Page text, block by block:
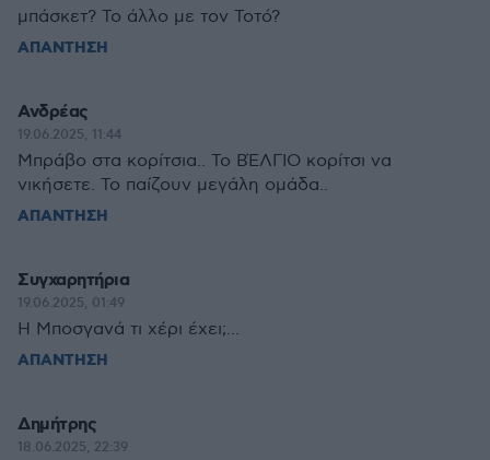
μπάσκετ? Το άλλο με τον Τοτό?
ΑΠΑΝΤΗΣΗ
Ανδρέας
19.06.2025, 11:44
Μπράβο στα κορίτσια.. Το ΒΈΛΓΙΟ κορίτσι να
νικήσετε. Το παίζουν μεγάλη ομάδα..
ΑΠΑΝΤΗΣΗ
Συγχαρητήρια
19.06.2025, 01:49
Η Μποσγανά τι χέρι έχει;...
ΑΠΑΝΤΗΣΗ
Δημήτρης
18.06.2025, 22:39